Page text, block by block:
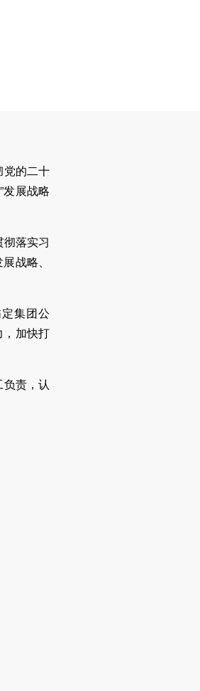
党的二十
展战略
落实习
战略、
集团公
，加快打
责，认